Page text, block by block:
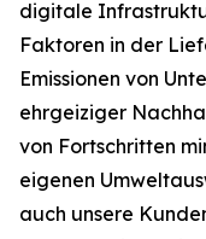
digitale
Faktoren in der
Emissionen von
ehrgeiziger
von Fortschritten
eigenen
auch unsere